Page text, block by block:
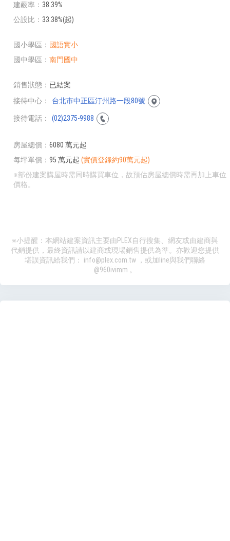
建蔽率
38.39%
公設比
33.38%(起)
國小學區
國語實小
國中學區
南門國中
銷售狀態
已結案
接待中心
台北市中正區汀州路一段80號
接待電話 (02)2375-9988
房屋總價
6080 萬元起
每坪單價
95 萬元起(實價登錄約90萬元起)
※部份建案購屋時需同時購買車位，故預估房屋總價時需再加上車位
價格。
※小提醒：本網站建案資訊主要由PLEX自行搜集、網友或由建商與
代銷提供，最終資訊請以建商或現場銷售提供為準。亦歡迎您提供
堪誤資訊給我們： info@plex.com.tw ，或加line與我們聯絡
@960ivimm 。